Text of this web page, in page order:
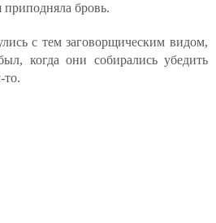
бровь.
с тем заговорщическим видом,
когда они собирались убедить
то.